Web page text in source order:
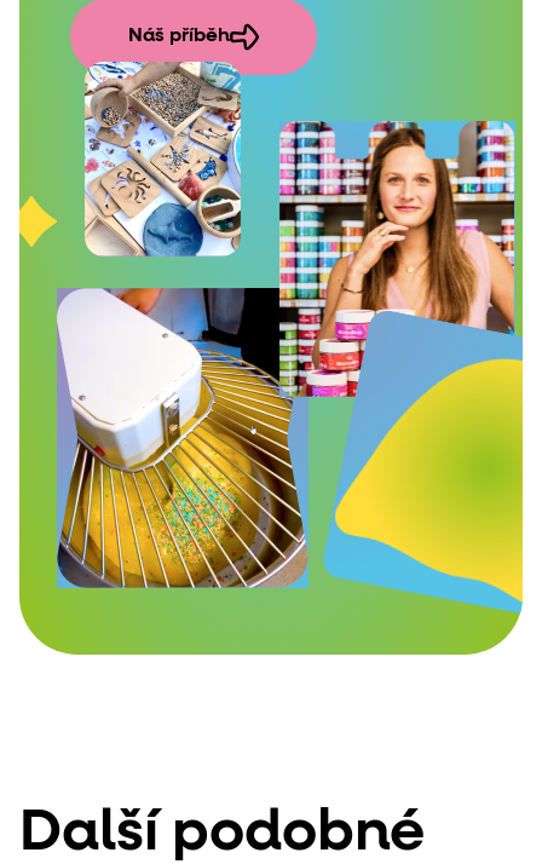
Náš příběh
Další podobné